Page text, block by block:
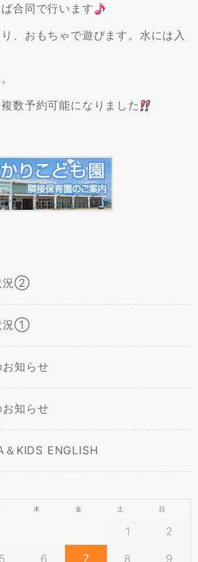
合同で行います
、おもちゃで遊びます。水には入
数予約可能になりました
況②
況①
知らせ
知らせ
KIDS ENGLISH
木 金 土 日
1
2
5 6 7 8
9